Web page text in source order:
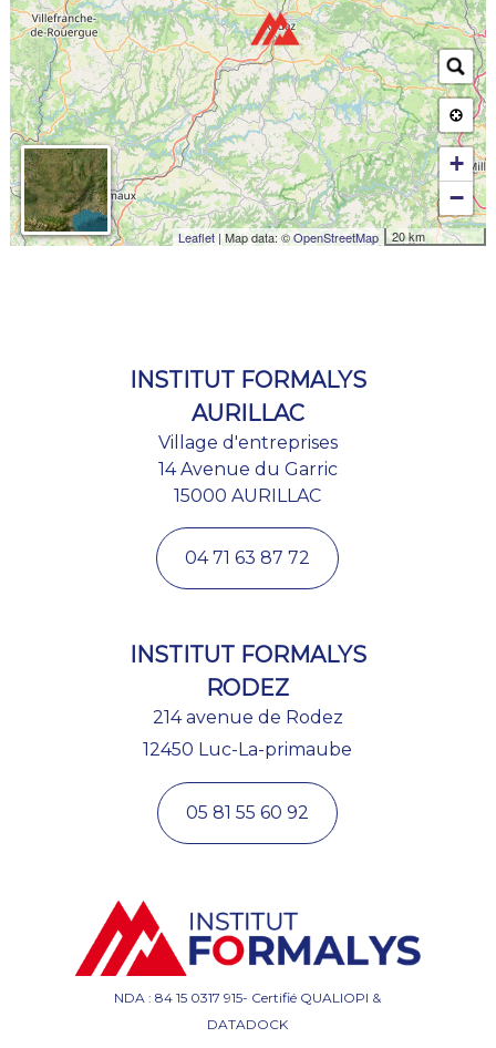
+
−
20 km
Leaflet | Map data: ©OpenStreetMap
INSTITUT FORMALYS
AURILLAC
Village d'entreprises
14 Avenue du Garric
15000 AURILLAC
04 71 63 87 72
INSTITUT FORMALYS
RODEZ
214 avenue de Rodez
12450 Luc-La-primaube
05 81 55 60 92
NDA : 84 15 0317 915- Certifié QUALIOPI &
DATADOCK